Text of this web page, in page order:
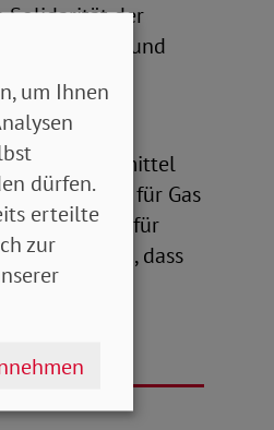
Solidarität der
von Bund und
bei den
für Lebensmittel
für Gas
Vor allem für
Wir erwarten, dass
um Ihnen
dürfen.
erteilte
zur